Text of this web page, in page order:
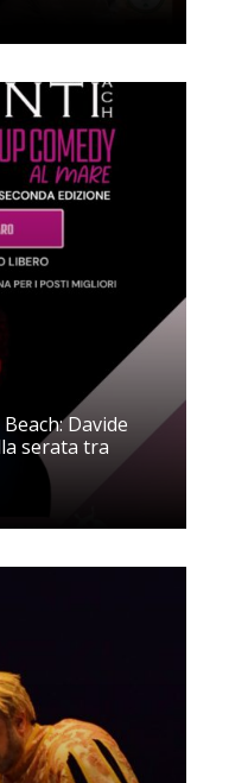
Davide
serata tra